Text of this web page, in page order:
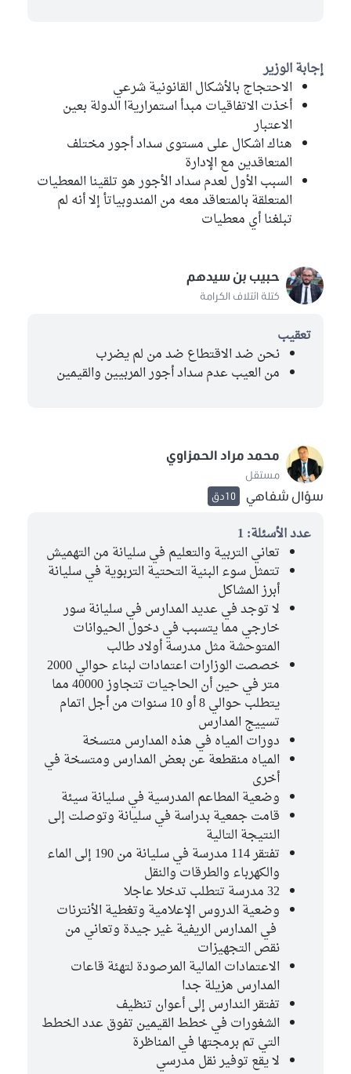
إجابة الوزير
الاحتجاج بالأشكال القانونية شرعي
أخذت الاتفاقيات مبدأ استمراريةا الدولة بعين
الاعتبار
هناك اشكال على مستوى سداد أجور مختلف
المتعاقدين مع الإدارة
السبب الأول لعدم سداد الأجور هو تلقينا المعطيات
المتعلقة بالمتعاقد معه من المندوبياتأ إلا أنه لم
تبلغنا أي معطيات
حبيب بن سيدهم
كتلة ائتلاف الكرامة
تعقيب
نحن ضد الاقتطاع ضد من لم يضرب
من العيب عدم سداد أجور المربيين والقيمين
محمد مراد الحمزاوي
مستقل
سؤال شفاهي 10دق
عدد الأسئلة: 1
تعاني التربية والتعليم في سليانة من التهميش
تتمثل سوء البنية التحتية التربوية في سليانة
أبرز المشاكل
لا توجد في عديد المدارس في سليانة سور
خارجي مما يتسبب في دخول الحيوانات
المتوحشة مثل مدرسة أولاد طالب
خصصت الوزارات اعتمادات لبناء حوالي 2000
متر في حين أن الحاجيات تتجاوز 40000 مما
يتطلب حوالي 8 أو 10 سنوات من أجل اتمام
تسييج المدارس
دورات المياه في هذه المدارس متسخة
المياه منقطعة عن بعض المدارس ومتسخة في
أخرى
وضعية المطاعم المدرسية في سليانة سيئة
قامت جمعية بدراسة في سليانة وتوصلت إلى
النتيجة التالية
تفتقر 114 مدرسة في سليانة من 190 إلى الماء
والكهرباء والطرقات والنقل
32 مدرسة تتطلب تدخلا عاجلا
وضعية الدروس الإعلامية وتغطية الأنترنات
في المدارس الريفية غير جيدة وتعاني من
نقص التجهيزات
الاعتمادات المالية المرصودة لتهئة قاعات
المدارس هزيلة جدا
تفتقر الندارس إلى أعوان تنظيف
الشغورات في خطط القيمين تفوق عدد الخطط
التي تم برمجتها في المناظرة
لا يقع توفير نقل مدرسي